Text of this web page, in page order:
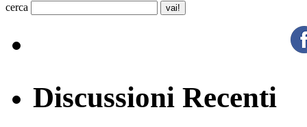
cerca
Discussioni Recenti